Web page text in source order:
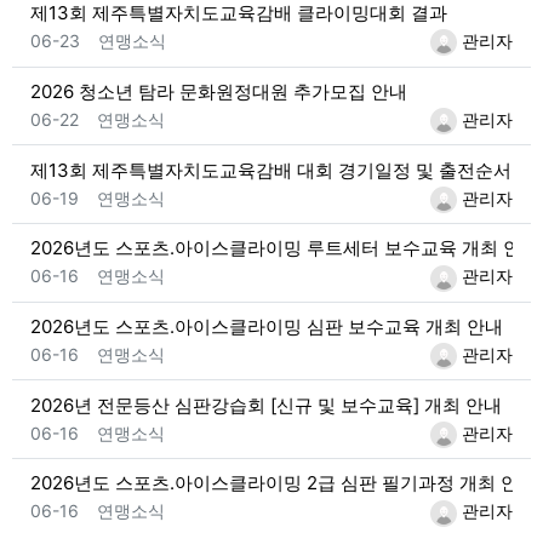
제13회 제주특별자치도교육감배 클라이밍대회 결과
등록자관리자
등록일
06-23 연맹소식
2026 청소년 탐라 문화원정대원 추가모집 안내
등록자관리자
등록일
06-22 연맹소식
제13회 제주특별자치도교육감배 대회 경기일정 및 출전순서
등록자관리자
등록일
06-19 연맹소식
2026년도 스포츠.아이스클라이밍 루트세터 보수교육 개최 안내
등록자관리자
등록일
06-16 연맹소식
2026년도 스포츠.아이스클라이밍 심판 보수교육 개최 안내
등록자관리자
등록일
06-16 연맹소식
2026년 전문등산 심판강습회 [신규 및 보수교육] 개최 안내
등록자관리자
등록일
06-16 연맹소식
2026년도 스포츠.아이스클라이밍 2급 심판 필기과정 개최 안내
등록자관리자
등록일
06-16 연맹소식